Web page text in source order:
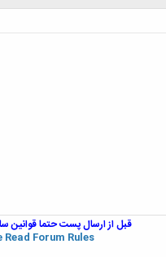
قبل از ارسال پست حتما قوانین
Read Forum Rules